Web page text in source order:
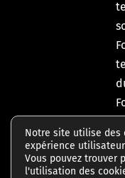
Notre site utilise des
expérience
Vous pouvez trouver
l'utilisation des